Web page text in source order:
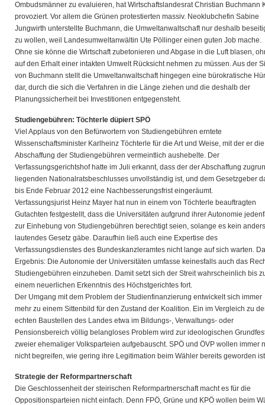
Ombudsmänner zu evaluieren, hat Wirtschaftslandesrat Christian Buchmann
provoziert. Vor allem die Grünen protestierten massiv. Neoklubchefin Sabine
Jungwirth unterstellte Buchmann, die Umweltanwaltschaft nur deshalb
zu wollen, weil Landesumweltanwältin Ute Pöllinger einen guten Job mache.
Ohne sie könne die Wirtschaft zubetonieren und Abgase in die Luft blasen,
auf den Erhalt einer intakten Umwelt Rücksicht nehmen zu müssen. Aus der
von Buchmann stellt die Umweltanwaltschaft hingegen eine bürokratische
dar, durch die sich die Verfahren in die Länge ziehen und die deshalb der
Planungssicherheit bei Investitionen entgegensteht.
Studiengebühren: Töchterle düpiert SPÖ
Viel Applaus von den Befürwortern von Studiengebühren erntete
Wissenschaftsminister Karlheinz Töchterle für die Art und Weise, mit der er die
Abschaffung der Studiengebühren vermeintlich aushebelte. Der
Verfassungsgerichtshof hatte im Juli erkannt, dass der der Abschaffung
liegenden Nationalratsbeschlusses unvollständig ist, und dem Gesetzgeber
bis Ende Februar 2012 eine Nachbesserungsfrist eingeräumt.
Verfassungsjurist Heinz Mayer hat nun in einem von Töchterle beauftragten
Gutachten festgestellt, dass die Universitäten aufgrund ihrer Autonomie
zur Einhebung von Studiengebühren berechtigt seien, solange es kein anders
lautendes Gesetz gäbe. Daraufhin ließ auch eine Expertise des
Verfassungsdienstes des Bundeskanzleramtes nicht lange auf sich warten.
Ergebnis: Die Autonomie der Universitäten umfasse keinesfalls auch das
Studiengebühren einzuheben. Damit setzt sich der Streit wahrscheinlich bis
einem neuerlichen Erkenntnis des Höchstgerichtes fort.
Der Umgang mit dem Problem der Studienfinanzierung entwickelt sich immer
mehr zu einem Sittenbild für den Zustand der Koalition. Ein im Vergleich zu
echten Baustellen des Landes etwa im Bildungs-, Verwaltungs- oder
Pensionsbereich völlig belangloses Problem wird zur ideologischen
zweier ehemaliger Volksparteien aufgebauscht. SPÖ und ÖVP wollen immer
nicht begreifen, wie gering ihre Legitimation beim Wähler bereits geworden
Strategie der Reformpartnerschaft
Die Geschlossenheit der steirischen Reformpartnerschaft macht es für die
Oppositionsparteien nicht einfach. Denn FPÖ, Grüne und KPÖ wollen beim